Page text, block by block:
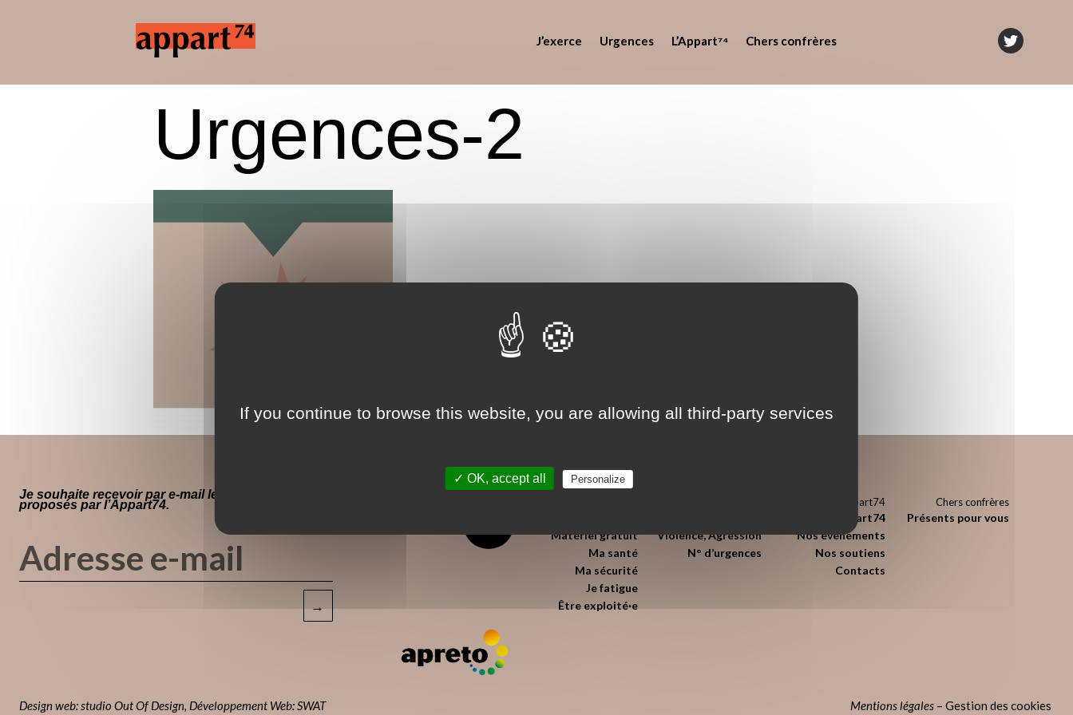
J’exerce Urgences L’Appart⁷⁴ Chers confrères
Urgences-2
Je souhaite recevoir par e-mail les évènements
proposés par l’Appart74.
→
Matériel gratuit
Ma santé
Ma sécurité
Je fatigue
Être exploité·e
Violence, Agression
N° d’urgences
L’Appart74
l’Appart74
Nos évènements
Nos soutiens
Contacts
Chers confrères
Présents pour vous
Design web: studio Out Of Design, Développement Web: SWAT Mentions légales –Gestion des cookies
If you continue to browse this website, you are allowing all third-party services
✓ OK, accept all Personalize